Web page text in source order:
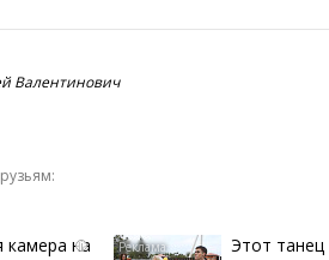
Валентинович
i
камера на
Этот танец